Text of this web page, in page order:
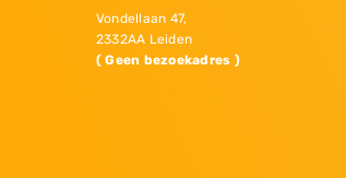
Vondellaan 47,
2332AA Leiden
( Geen bezoekadres )